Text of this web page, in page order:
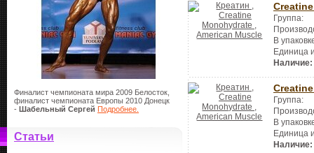
Финалист чемпионата мира 2009 Белосток,
финалист чемпионата Европы 2010 Донецк
- Шабельный Сергей Подробнее.
Статьи
Группа:
В
Единица
Наличие:
Группа:
В
Единица
Наличие: